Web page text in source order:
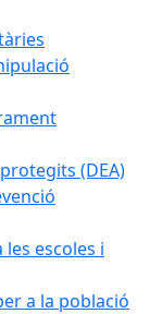
(DEA)
escoles i
a la població